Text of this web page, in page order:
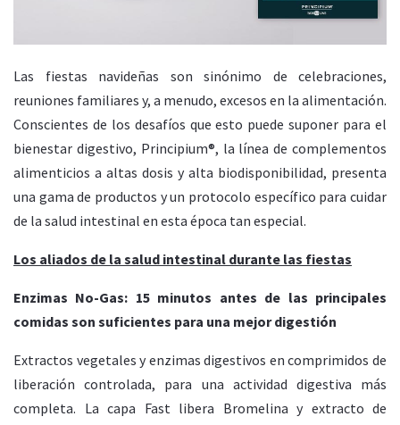
Las fiestas navideñas son sinónimo de celebraciones,
reuniones familiares y, a menudo, excesos en la alimentación.
Conscientes de los desafíos que esto puede suponer para el
bienestar digestivo, Principium®, la línea de complementos
alimenticios a altas dosis y alta biodisponibilidad, presenta
una gama de productos y un protocolo específico para cuidar
de la salud intestinal en esta época tan especial.
Los aliados de la salud intestinal durante las fiestas
Enzimas No-Gas: 15 minutos antes de las principales
comidas son suficientes para una mejor digestión
Extractos vegetales y enzimas digestivos en comprimidos de
liberación controlada, para una actividad digestiva más
completa. La capa Fast libera Bromelina y extracto de